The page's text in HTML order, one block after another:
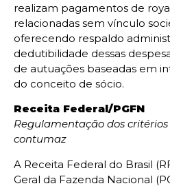
realizam pagamentos de
relacionadas sem vínculo
oferecendo respaldo
dedutibilidade dessas
de autuações baseadas em
do conceito de sócio.
Receita Federal/PGFN
Regulamentação dos
contumaz
A Receita Federal do Brasil
Geral da Fazenda Nacional